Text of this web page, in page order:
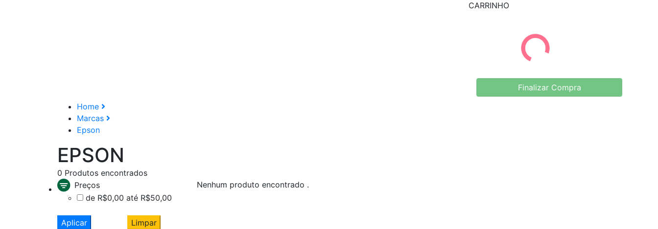
CARRINHO
Finalizar Compra
Home
Marcas
Epson
EPSON
0 Produtos encontrados
Preços
de R$0,00 até R$50,00
Aplicar Limpar
Nenhum produto encontrado .